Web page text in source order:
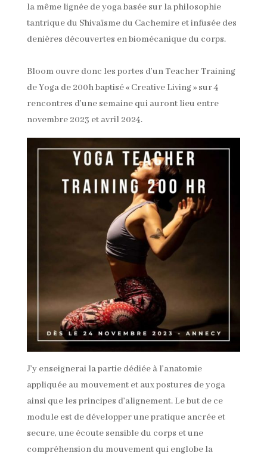
la même lignée de yoga basée sur la philosophie
tantrique du Shivaïsme du Cachemire et infusée des
denières découvertes en biomécanique du corps.
Bloom ouvre donc les portes d’un Teacher Training
de Yoga de 200h baptisé « Creative Living » sur 4
rencontres d’une semaine qui auront lieu entre
novembre 2023 et avril 2024.
J’y enseignerai la partie dédiée à l’anatomie
appliquée au mouvement et aux postures de yoga
ainsi que les principes d’alignement. Le but de ce
module est de développer une pratique ancrée et
secure, une écoute sensible du corps et une
compréhension du mouvement qui englobe la